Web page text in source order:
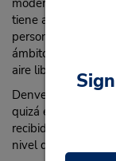
moderna y nueve
tiene atracciones y
persona ocupada
ámbito urbano, la
aire libre lo
Denver es
quizá el
recibido. Denver
nivel del mar, es